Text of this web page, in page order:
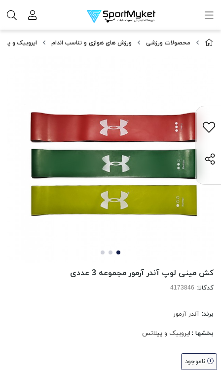
محصولات ورزشی ورزش های هوازی و تناسب اندام ایروبیک و
کش مینی لوپ آندر آرمور مجموعه 3 عددی
کدکالا:
برند: آندر آرمور
بخشها : ایروبیک و پیلاتس
ناموجود